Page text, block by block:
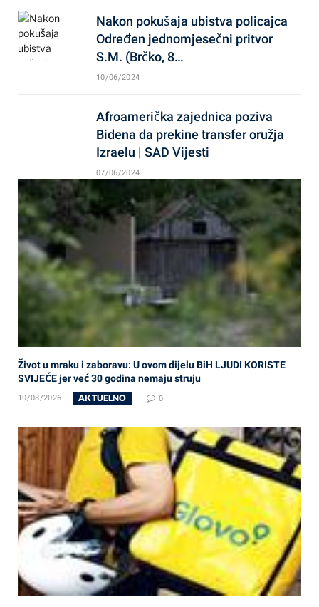
Nakon pokušaja ubistva policajca
Određen jednomjesečni pritvor
S.M. (Brčko, 8…
10/06/2024
Afroamerička zajednica poziva
Bidena da prekine transfer oružja
Izraelu | SAD Vijesti
07/06/2024
Život u mraku i zaboravu: U ovom dijelu BiH LJUDI KORISTE
SVIJEĆE jer već 30 godina nemaju struju
10/08/2026 AKTUELNO 0